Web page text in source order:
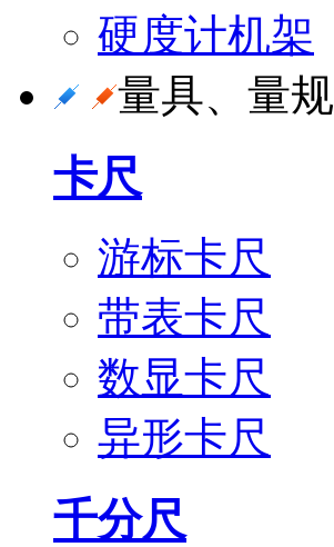
硬度计机架
量具、量规
卡尺
游标卡尺
带表卡尺
数显卡尺
异形卡尺
千分尺